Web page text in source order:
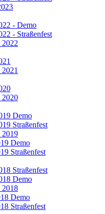
- Demo
- Straßenfest
2022
2020
Demo
Straßenfest
2019
Demo
Straßenfest
Straßenfest
Demo
2018
Demo
Straßenfest